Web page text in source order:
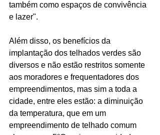
também como espaços de convivência
e lazer".
Além disso, os benefícios da
implantação dos telhados verdes são
diversos e não estão restritos somente
aos moradores e frequentadores dos
empreendimentos, mas sim a toda a
cidade, entre eles estão: a diminuição
da temperatura, que em um
empreendimento de telhado comum